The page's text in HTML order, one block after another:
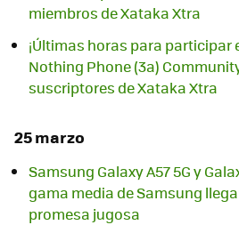
miembros de Xataka Xtra
¡Últimas horas para participar
Nothing Phone (3a)
suscriptores de Xataka Xtra
25 marzo
Samsung Galaxy A57 5G y
gama media de Samsung
promesa jugosa